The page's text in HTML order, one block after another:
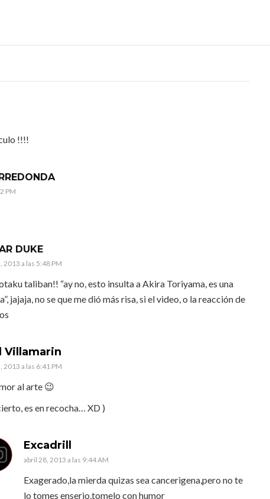
!!!!
PM
DUKE
2013 a las 5:48 PM
taliban!! “ay no, esto insulta a Akira Toriyama, es una
jajaja, no se que me dió más risa, si el video, o la reacción de
Villamarin
2013 a las 6:41 PM
al arte 😉
es en recocha… XD )
Excadrill
abril 28, 2013 a las 9:44 AM
Exagerado,la mierda quizas sea cancerigena,pero no te
lo tomes enserio,tomelo con humor